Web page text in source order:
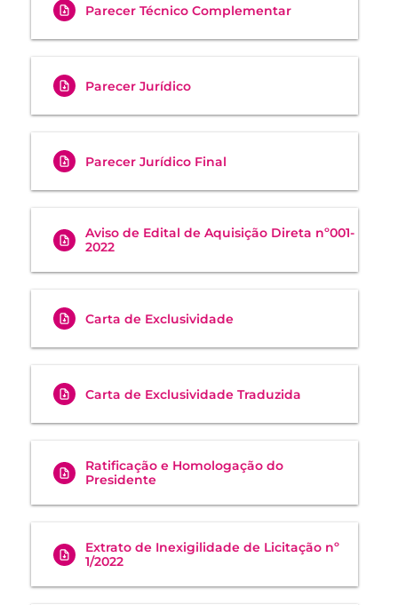
Parecer Técnico Complementar
Parecer Jurídico
Parecer Jurídico Final
Aviso de Edital de Aquisição Direta nº001-
2022
Carta de Exclusividade
Carta de Exclusividade Traduzida
Ratificação e Homologação do
Presidente
Extrato de Inexigilidade de Licitação nº
1/2022